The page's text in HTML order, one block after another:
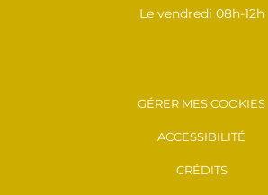
Le vendredi 08h-12h
GÉRER MES COOKIES
ACCESSIBILITÉ
CRÉDITS